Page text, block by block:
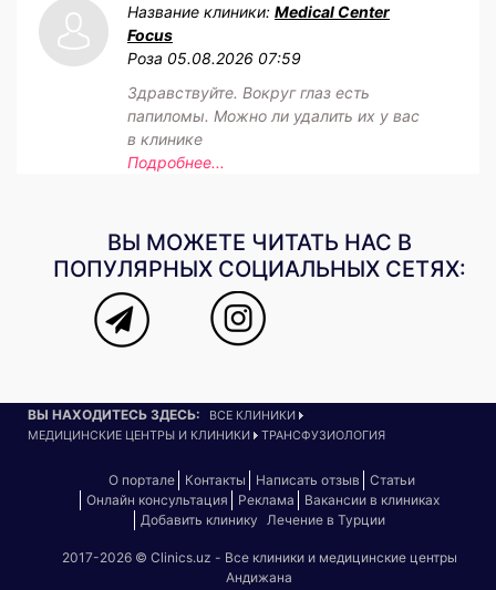
Название клиники: Medical Center
Focus
Роза 05.08.2026 07:59
Здравствуйте. Вокруг глаз есть
папиломы. Можно ли удалить их у вас
в клинике
Подробнее...
ВЫ МОЖЕТЕ ЧИТАТЬ НАС В
ПОПУЛЯРНЫХ СОЦИАЛЬНЫХ СЕТЯХ:
ВЫ НАХОДИТЕСЬ ЗДЕСЬ:
ВСЕ КЛИНИКИ
МЕДИЦИНСКИЕ ЦЕНТРЫ И КЛИНИКИ
ТРАНСФУЗИОЛОГИЯ
О портале Контакты Написать отзыв
Статьи
Онлайн консультация
Реклама
Вакансии в клиниках
Добавить клинику
Лечение в Турции
2017-2026 © Clinics.uz - Все клиники и медицинские центры
Андижана